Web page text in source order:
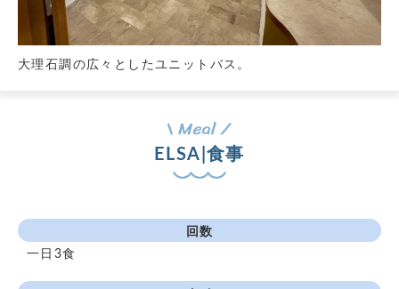
大理石調の広々としたユニットバス。
ELSA|食事
回数
一日3食